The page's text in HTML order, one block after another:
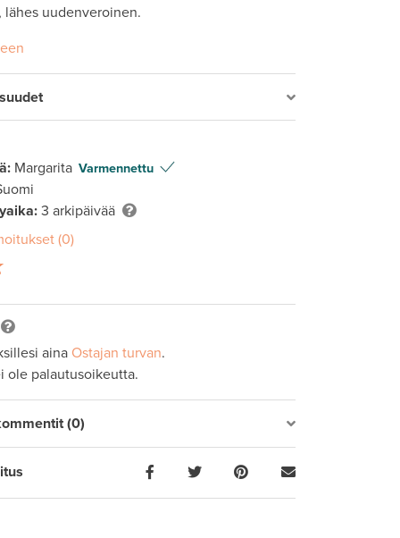
lähes uudenveroinen.
Margarita Varmennettu
3 arkipäivää
(0)
aina Ostajan turvan.
ole palautusoikeutta.
(0)